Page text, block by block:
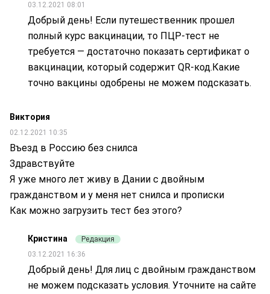
03.12.2021 08:01
Добрый день! Если путешественник прошел
полный курс вакцинации, то ПЦР-тест не
требуется — достаточно показать сертификат о
вакцинации, который содержит QR-код.Какие
точно вакцины одобрены не можем подсказать.
Виктория
02.12.2021 10:35
Въезд в Россию без снилса
Здравствуйте
Я уже много лет живу в Дании с двойным
гражданством и у меня нет снилса и прописки
Как можно загрузить тест без этого?
Кристина
Редакция
03.12.2021 16:36
Добрый день! Для лиц с двойным гражданством
не можем подсказать условия. Уточните на сайте